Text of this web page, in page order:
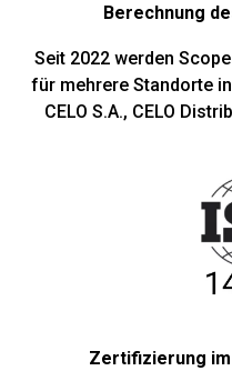
Berechnung
Seit 2022 werden
für mehrere Standorte
CELO S.A., CELO
Zertifizierung